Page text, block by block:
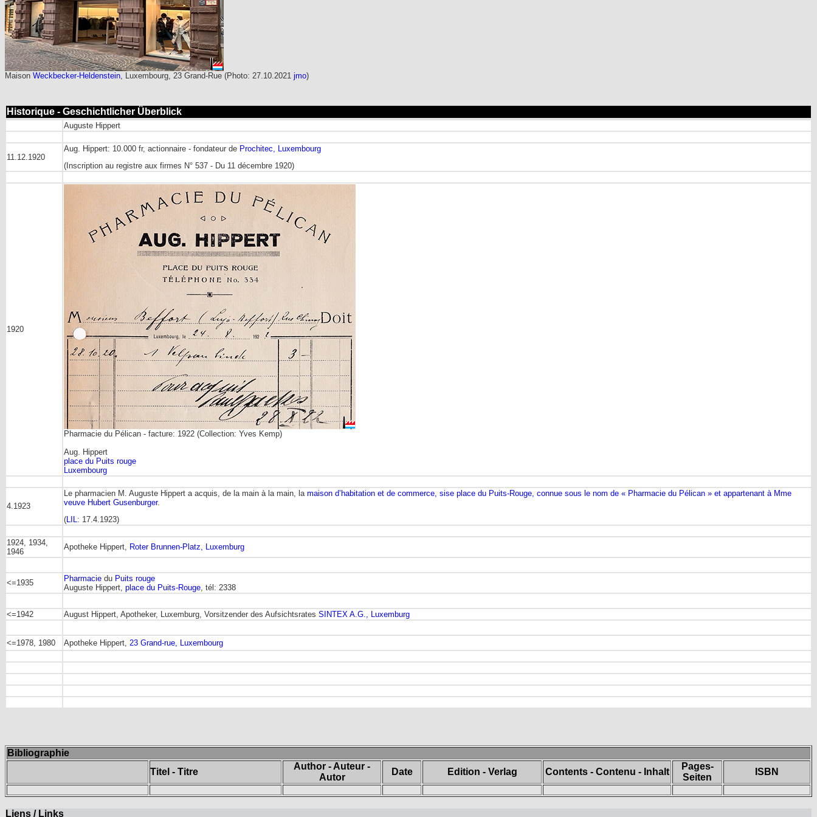
Maison Weckbecker-Heldenstein, Luxembourg, 23 Grand-Rue (Photo: 27.10.2021 jmo)
Historique - Geschichtlicher Überblick
Auguste Hippert
11.12.1920
Aug. Hippert: 10.000 fr, actionnaire - fondateur de Prochitec, Luxembourg
(Inscription au registre aux firmes N° 537 - Du 11 décembre 1920)
1920
Pharmacie du Pélican - facture: 1922 (Collection: Yves Kemp)
Aug. Hippert
place du Puits rouge
Luxembourg
4.1923
Le pharmacien M. Auguste Hippert a acquis, de la main à la main, la maison d’habitation et de commerce, sise place du Puits-Rouge, connue sous le nom de « Pharmacie du Pélican » et appartenant à Mme
veuve Hubert Gusenburger.
(LIL: 17.4.1923)
1924, 1934,
1946
Apotheke Hippert, Roter Brunnen-Platz, Luxemburg
<=1935 Pharmacie du Puits rouge
Auguste Hippert, place du Puits-Rouge, tél: 2338
<=1942 August Hippert, Apotheker, Luxemburg, Vorsitzender des Aufsichtsrates SINTEX A.G., Luxemburg
<=1978, 1980 Apotheke Hippert, 23 Grand-rue, Luxembourg
Bibliographie
Titel - Titre
Author - Auteur -
Autor
Date Edition - Verlag Contents - Contenu - Inhalt
Pages-
Seiten
ISBN
Liens / Links